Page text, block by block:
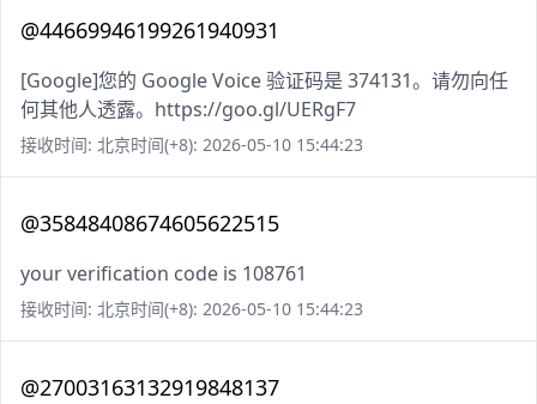
@44669946199261940931
[Google]您的 Google Voice 验证码是 374131。请勿向任
何其他人透露。https://goo.gl/UERgF7
接收时间: 北京时间(+8): 2026-05-10 15:44:23
@35848408674605622515
your verification code is 108761
接收时间: 北京时间(+8): 2026-05-10 15:44:23
@27003163132919848137